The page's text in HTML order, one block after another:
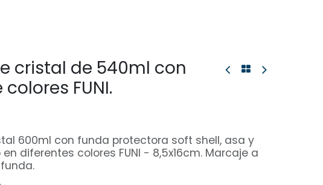
cristal de 540ml con
FUNI.
600ml con funda protectora soft shell, asa y
diferentes colores FUNI - 8,5x16cm. Marcaje a